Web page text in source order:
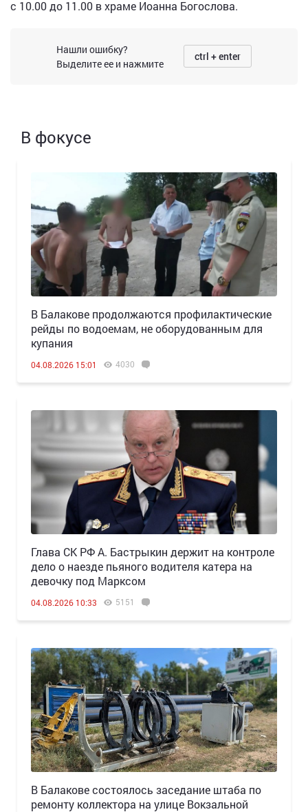
с 10.00 до 11.00 в храме Иоанна Богослова.
Нашли ошибку?
Выделите ее и нажмите
ctrl + enter
В фокусе
В Балакове продолжаются профилактические
рейды по водоемам, не оборудованным для
купания
04.08.2026 15:01 4030
Глава СК РФ А. Бастрыкин держит на контроле
дело о наезде пьяного водителя катера на
девочку под Марксом
04.08.2026 10:33 5151
В Балакове состоялось заседание штаба по
ремонту коллектора на улице Вокзальной